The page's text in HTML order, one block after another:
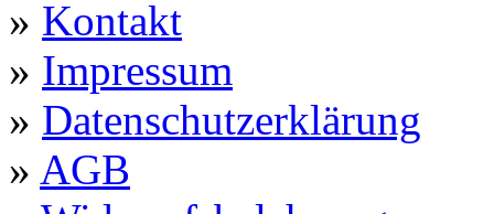
» Kontakt
» Impressum
» Datenschutzerklärung
» AGB